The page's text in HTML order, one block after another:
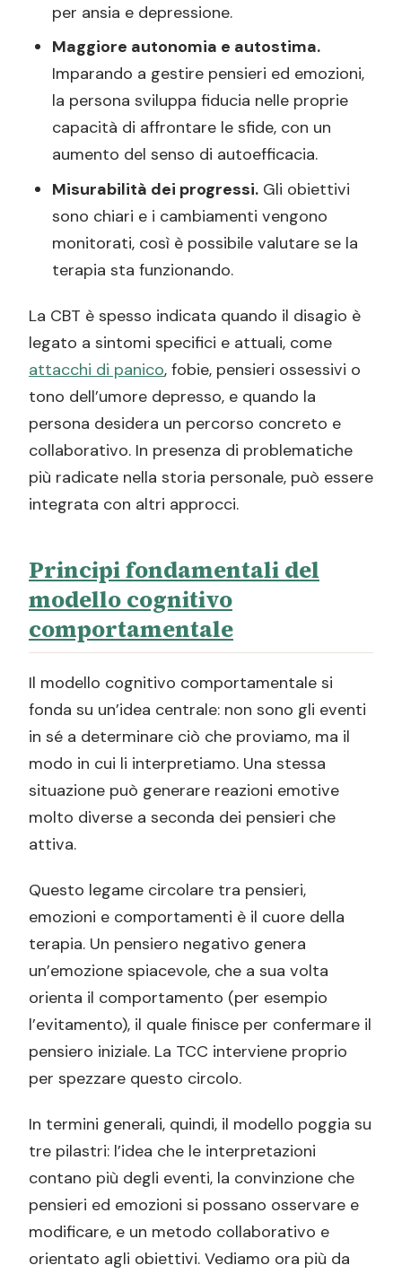
per ansia e depressione.
Maggiore autonomia e autostima.
Imparando a gestire pensieri ed emozioni,
la persona sviluppa fiducia nelle proprie
capacità di affrontare le sfide, con un
aumento del senso di autoefficacia.
Misurabilità dei progressi.Gli obiettivi
sono chiari e i cambiamenti vengono
monitorati, così è possibile valutare se la
terapia sta funzionando.
La CBT è spesso indicata quando il disagio è
legato a sintomi specifici e attuali, come
attacchi di panico, fobie, pensieri ossessivi o
tono dell’umore depresso, e quando la
persona desidera un percorso concreto e
collaborativo. In presenza di problematiche
più radicate nella storia personale, può essere
integrata con altri approcci.
Principi fondamentali del
modello cognitivo
comportamentale
Il modello cognitivo comportamentale si
fonda su un’idea centrale: non sono gli eventi
in sé a determinare ciò che proviamo, ma il
modo in cui li interpretiamo. Una stessa
situazione può generare reazioni emotive
molto diverse a seconda dei pensieri che
attiva.
Questo legame circolare tra pensieri,
emozioni e comportamenti è il cuore della
terapia. Un pensiero negativo genera
un’emozione spiacevole, che a sua volta
orienta il comportamento (per esempio
l’evitamento), il quale finisce per confermare il
pensiero iniziale. La TCC interviene proprio
per spezzare questo circolo.
In termini generali, quindi, il modello poggia su
tre pilastri: l’idea che le interpretazioni
contano più degli eventi, la convinzione che
pensieri ed emozioni si possano osservare e
modificare, e un metodo collaborativo e
orientato agli obiettivi. Vediamo ora più da